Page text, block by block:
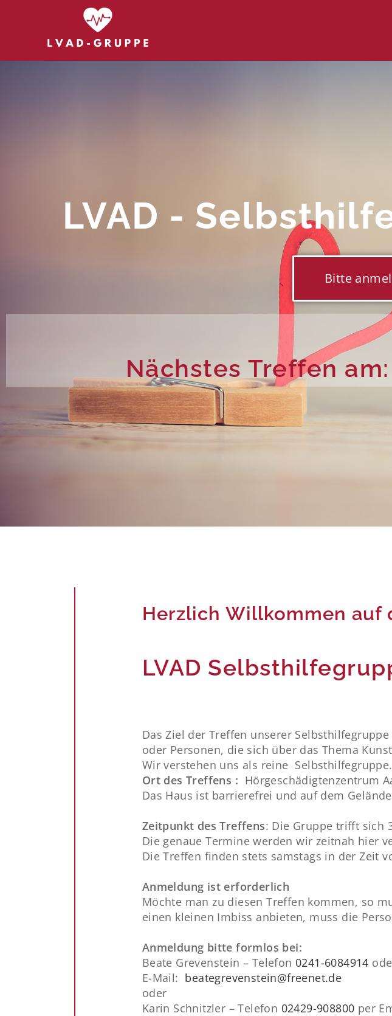
LVAD -
Bitte
Nächstes Treffen am:
Herzlich Willkommen auf
LVAD
Das Ziel der Treffen unserer
oder Personen, die sich über das Thema
Wir verstehen uns als reine Selbsthilfegruppe.
Ort des Treffens : Hörgeschädigtenzentrum
Das Haus ist barrierefrei und auf dem
Zeitpunkt des Treffens: Die Gruppe trifft sich
Die genaue Termine werden wir zeitnah hier
Die Treffen finden stets samstags in der Zeit
Anmeldung ist erforderlich
Möchte man zu diesen Treffen kommen, so
einen kleinen Imbiss anbieten, muss die
Anmeldung bitte formlos bei:
Beate Grevenstein – Telefon 0241-6084914
E-Mail: beategrevenstein@freenet.de
oder
Karin Schnitzler –Telefon 02429-908800 per